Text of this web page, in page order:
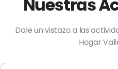
Nuestras
Dale un vistazo a las
Hogar